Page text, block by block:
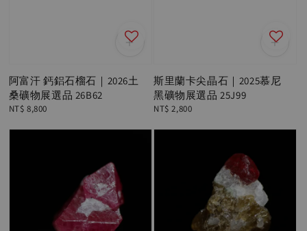
阿富汗 鈣鋁石榴石｜2026土
桑礦物展選品 26B62
Regular
NT$ 8,800
斯里蘭卡尖晶石｜2025慕尼
黑礦物展選品 25J99
Regular
NT$ 2,800